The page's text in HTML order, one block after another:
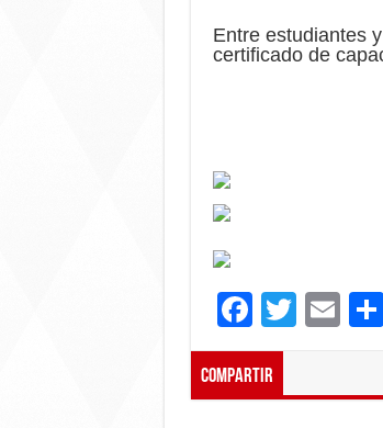
Entre estudiantes
certificado de
F
ac
e
T E
Compartir